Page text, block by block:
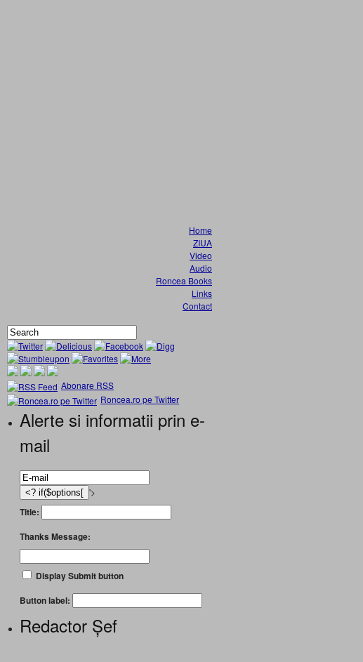
Home
ZIUA
Video
Audio
Roncea Books
Links
Contact
Abonare RSS
Roncea.ro pe Twitter
Alerte si informatii prin e-
mail
'>
Title:
Thanks Message:
Display Submit button
Button label:
Redactor Șef